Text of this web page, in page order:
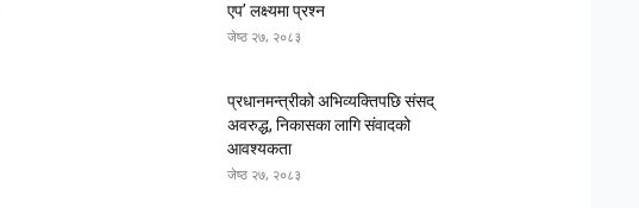
एप’ लक्ष्यमा प्रश्न
जेष्ठ २७, २०८३
प्रधानमन्त्रीको अभिव्यक्तिपछि संसद्
अवरुद्ध, निकासका लागि संवादको
आवश्यकता
जेष्ठ २७, २०८३